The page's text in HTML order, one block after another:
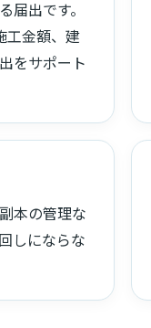
届出です。
工金額、建
をサポート
本の管理な
しにならな